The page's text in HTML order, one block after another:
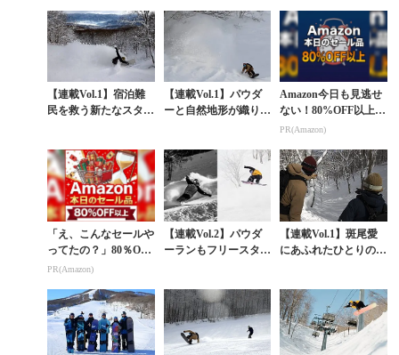
形」に描くスムー...
【連載Vol.1】宿泊難
民を救う新たなスタイ
el HUB N...
【連載Vol.1】パウダ
ーと自然地形が織りな
Amazon今日も見逃せ
ない！80%OFF以上が
続々登場
PR(Amazon)
「え、こんなセールや
ってたの？」80％OFF
以上が続々登場！Am
PR(Amazon)
【連載Vol.2】パウダ
ーランもフリースタイ
り込めば上手くな...
【連載Vol.1】斑尾愛
にあふれたひとりのロ
ンコース開拓史